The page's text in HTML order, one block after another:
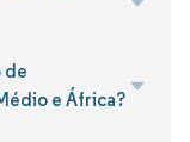
de
e África?